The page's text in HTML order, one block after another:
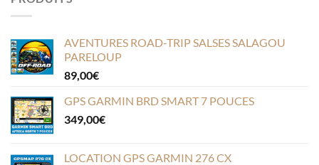
AVENTURES ROAD-TRIP SALSES SALAGOU
PARELOUP
89,00€
GPS GARMIN BRD SMART 7 POUCES
349,00€
LOCATION GPS GARMIN 276 CX